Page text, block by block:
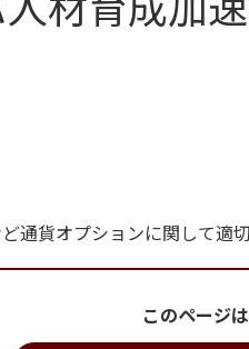
通貨オプションに関して適
このページ